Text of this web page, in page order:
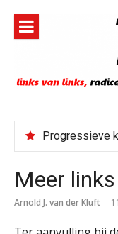
inhoud
Meer
Arnold J. van der Kluft